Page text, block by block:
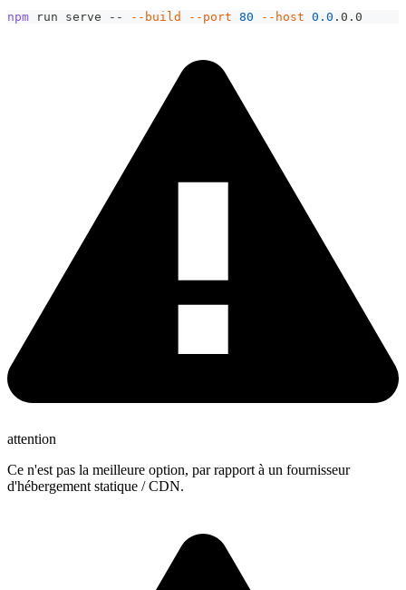
npm run serve -- --build --port 80 --host 0.0 .0.0
attention
Ce n'est pas la meilleure option, par rapport à un fournisseur
d'hébergement statique / CDN.